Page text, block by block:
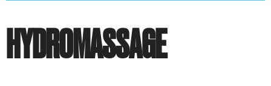
HYDROMASSAGE